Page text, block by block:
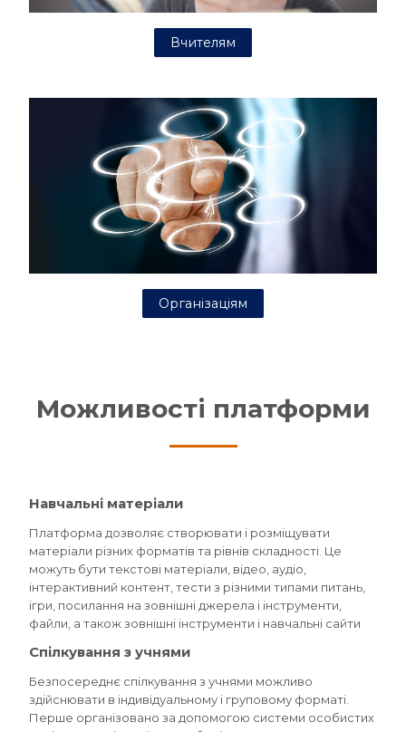
Вчителям
Організаціям
Можливості платформи
Навчальні матеріали
Платформа дозволяє створювати і розміщувати
матеріали різних форматів та рівнів складності. Це
можуть бути текстові матеріали, відео, аудіо,
інтерактивний контент, тести з різними типами питань,
ігри, посилання на зовнішні джерела і інструменти,
файли, а також зовнішні інструменти і навчальні сайти
Спілкування з учнями
Безпосереднє спілкування з учнями можливо
здійснювати в індивідуальному і груповому форматі.
Перше організовано за допомогою системи особистих